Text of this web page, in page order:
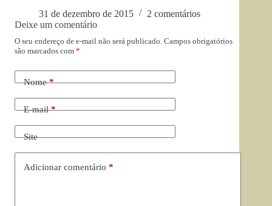
31 de dezembro de 2015
2 comentários
Deixe um comentário
O seu endereço de e-mail não será publicado. Campos obrigatórios
são marcados com *
Nome*
E-mail*
Site
Adicionar comentário *